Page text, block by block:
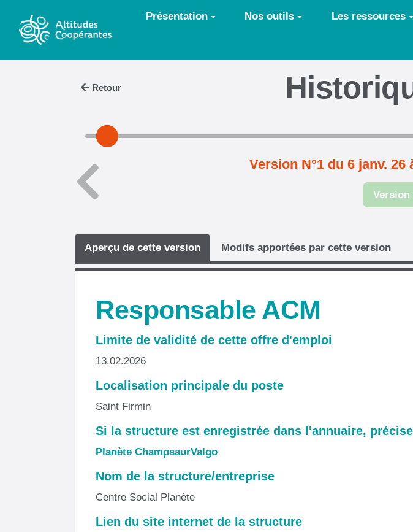
Aller au contenu principal Présentation Nos outils Les ressources
Retour
Version N°1 du 6 janv. 26
Version
Aperçu de cette version Modifs apportées par cette version
Responsable ACM
Limite de validité de cette offre d'emploi
13.02.2026
Localisation principale du poste
Saint Firmin
Si la structure est enregistrée dans l'annuaire,
Planète ChampsaurValgo
Nom de la structure/entreprise
Centre Social Planète
Lien du site internet de la structure